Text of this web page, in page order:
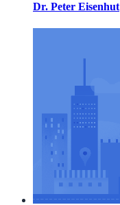
Dr. Peter Eisenhut